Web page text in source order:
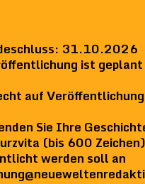
31.10.2026
ist
auf
Sie Ihre
(bis 600
werden soll an